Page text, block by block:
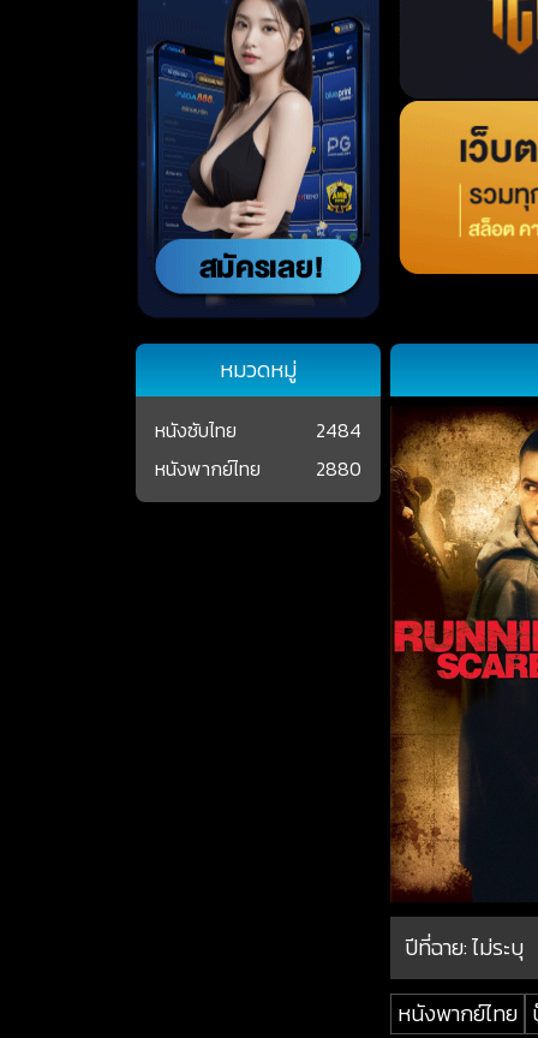
ปีที่ฉาย:ไม่ระบุ
หนังพากย์ไทย
หมวดหมู่
หนังซับไทย
2484
หนังพากย์ไทย
2880